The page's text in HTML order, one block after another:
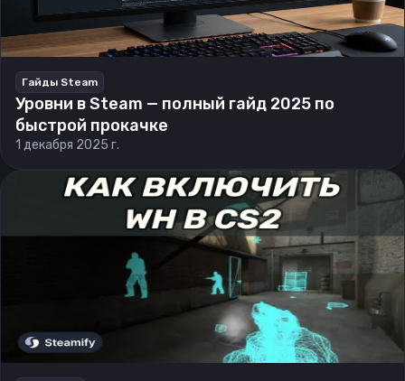
Гайды Steam
Уровни в Steam — полный гайд 2025 по
быстрой прокачке
1 декабря 2025 г.